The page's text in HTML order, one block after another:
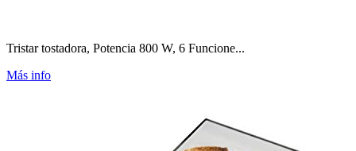
Tristar tostadora, Potencia 800 W, 6 Funcione...
Más info